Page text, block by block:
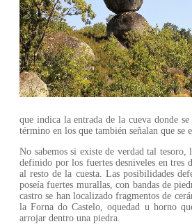
que indica la entrada de la cueva donde
término en los que también señalan que se
No sabemos si existe de verdad tal
definido por los fuertes desniveles en tres
al resto de la cuesta. Las posibilidades
poseía fuertes murallas, con bandas de
castro se han localizado fragmentos de
la Forna do Castelo, oquedad u horno
arrojar dentro una piedra.